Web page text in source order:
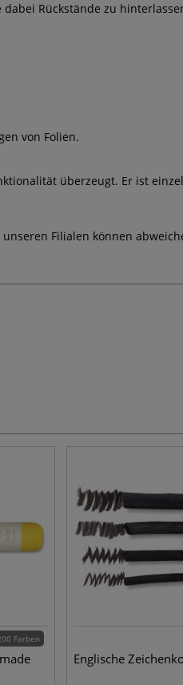
Rückstände zu
von Folien.
überzeugt. Er ist
Filialen können
Farben
Englische